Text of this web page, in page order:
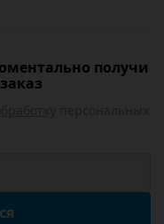
получи